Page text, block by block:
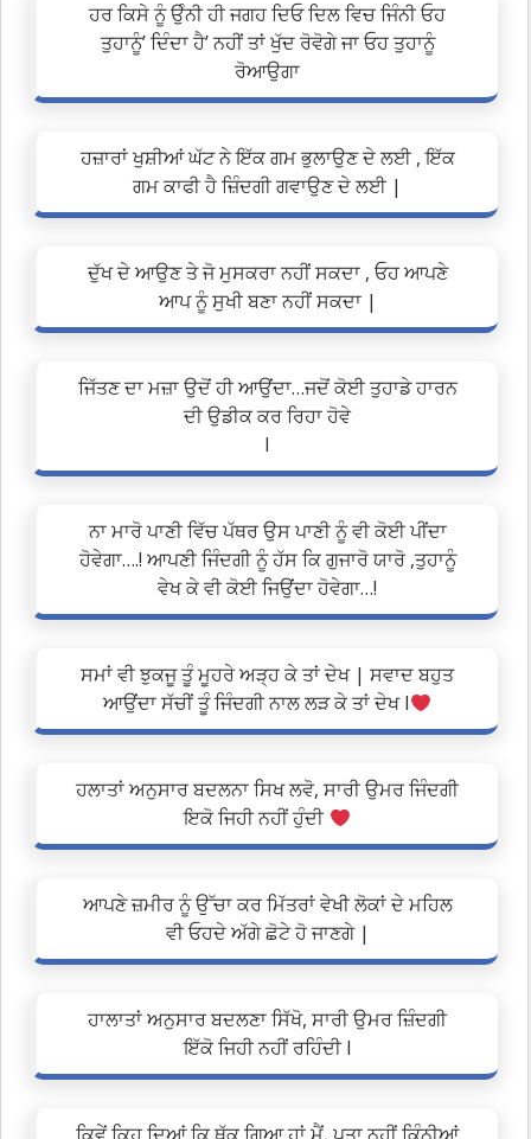
ਹਰ ਕਿਸੇ ਨੂੰ ਉੰਨੀ ਹੀ ਜਗਹ ਦਿਓ ਦਿਲ ਵਿਚ ਜਿੰਨੀ ਓਹ
ਤੁਹਾਨੂੰ’ ਦਿੰਦਾ ਹੈ’ ਨਹੀਂ ਤਾਂ ਖੁੱਦ ਰੋਵੋਗੇ ਜਾ ਓਹ ਤੁਹਾਨੂੰ
ਰੋਆਉਗਾ
ਹਜ਼ਾਰਾਂ ਖੁਸ਼ੀਆਂ ਘੱਟ ਨੇ ਇੱਕ ਗਮ ਭੁਲਾਉਣ ਦੇ ਲਈ , ਇੱਕ
ਗਮ ਕਾਫੀ ਹੈ ਜ਼ਿੰਦਗੀ ਗਵਾਉਣ ਦੇ ਲਈ |
ਦੁੱਖ ਦੇ ਆਉਣ ਤੇ ਜੋ ਮੁਸਕਰਾ ਨਹੀਂ ਸਕਦਾ , ਓਹ ਆਪਣੇ
ਆਪ ਨੂੰ ਸੁਖੀ ਬਣਾ ਨਹੀਂ ਸਕਦਾ |
ਜਿੱਤਣ ਦਾ ਮਜ਼ਾ ਉਦੋਂ ਹੀ ਆਉਂਦਾ…ਜਦੋਂ ਕੋਈ ਤੁਹਾਡੇ ਹਾਰਨ
ਦੀ ਉਡੀਕ ਕਰ ਰਿਹਾ ਹੋਵੇ
I
ਨਾ ਮਾਰੋ ਪਾਣੀ ਵਿੱਚ ਪੱਥਰ ਉਸ ਪਾਣੀ ਨੂੰ ਵੀ ਕੋਈ ਪੀਂਦਾ
ਹੋਵੇਗਾ….! ਆਪਣੀ ਜਿੰਦਗੀ ਨੂੰ ਹੱਸ ਕਿ ਗੁਜਾਰੋ ਯਾਰੋ ,ਤੁਹਾਨੂੰ
ਵੇਖ ਕੇ ਵੀ ਕੋਈ ਜਿਉਂਦਾ ਹੋਵੇਗਾ…!
ਸਮਾਂ ਵੀ ਝੁਕਜੂ ਤੂੰ ਮੂਹਰੇ ਅੜ੍ਹ ਕੇ ਤਾਂ ਦੇਖ | ਸਵਾਦ ਬਹੁਤ
ਆਉਂਦਾ ਸੱਚੀਂ ਤੂੰ ਜਿੰਦਗੀ ਨਾਲ ਲੜ ਕੇ ਤਾਂ ਦੇਖ l
ਹਲਾਤਾਂ ਅਨੁਸਾਰ ਬਦਲਨਾ ਸਿਖ ਲਵੋ, ਸਾਰੀ ਉਮਰ ਜਿੰਦਗੀ
ਇਕੋ ਜਿਹੀ ਨਹੀਂ ਹੁੰਦੀ
ਆਪਣੇ ਜ਼ਮੀਰ ਨੂੰ ਉੱਚਾ ਕਰ ਮਿੱਤਰਾਂ ਵੇਖੀ ਲੋਕਾਂ ਦੇ ਮਹਿਲ
ਵੀ ਓਹਦੇ ਅੱਗੇ ਛੋਟੇ ਹੋ ਜਾਣਗੇ |
ਹਾਲਾਤਾਂ ਅਨੁਸਾਰ ਬਦਲਣਾ ਸਿੱਖੋ, ਸਾਰੀ ਉਮਰ ਜ਼ਿੰਦਗੀ
ਇੱਕੋ ਜਿਹੀ ਨਹੀਂ ਰਹਿੰਦੀ l